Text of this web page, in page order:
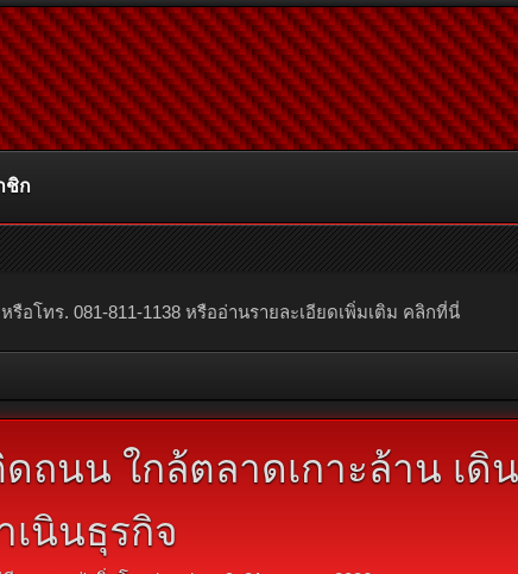
หรือโทร. 081-811-1138 หรืออ่านรายละเอียดเพิ่มเติม คลิกที่นี่
ถนน ใกล้ตลาดเกาะล้าน เดิ
เนินธุรกิจ
ชิก